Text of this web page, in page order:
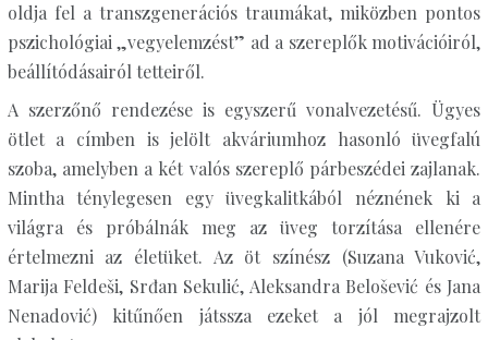
oldja fel a transzgenerációs traumákat, miközben pontos
pszichológiai „vegyelemzést” ad a szereplők motivációiról,
beállítódásairól tetteiről.
A szerzőnő rendezése is egyszerű vonalvezetésű. Ügyes
ötlet a címben is jelölt akváriumhoz hasonló üvegfalú
szoba, amelyben a két valós szereplő párbeszédei zajlanak.
Mintha ténylegesen egy üvegkalitkából néznének ki a
világra és próbálnák meg az üveg torzítása ellenére
értelmezni az életüket. Az öt színész (Suzana Vuković,
Marija Feldeši, Srđan Sekulić, Aleksandra Belošević és Jana
Nenadović) kitűnően játssza ezeket a jól megrajzolt